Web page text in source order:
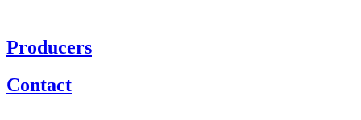
Producers
Contact